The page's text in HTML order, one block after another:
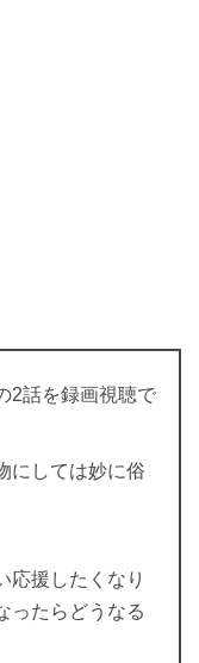
2話を録画視聴で
にしては妙に俗
応援したくなり
ったらどうなる